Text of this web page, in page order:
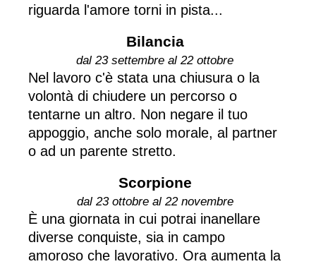
riguarda l'amore torni in pista...
Bilancia
dal 23 settembre al 22 ottobre
Nel lavoro c'è stata una chiusura o la
volontà di chiudere un percorso o
tentarne un altro. Non negare il tuo
appoggio, anche solo morale, al partner
o ad un parente stretto.
Scorpione
dal 23 ottobre al 22 novembre
È una giornata in cui potrai inanellare
diverse conquiste, sia in campo
amoroso che lavorativo. Ora aumenta la